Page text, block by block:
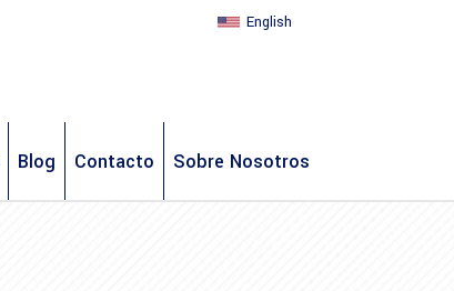
English
Blog Contacto Sobre Nosotros